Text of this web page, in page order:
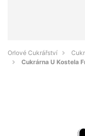
Orlové Cukrářství
Cukrárna U Kostela